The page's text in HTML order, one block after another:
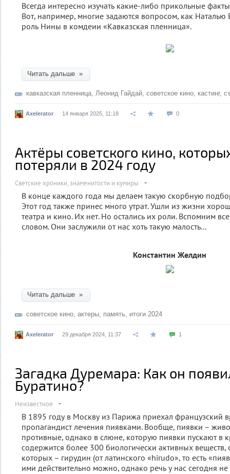
Всегда интересно изучать какие-либо прикольные
Вот, например, многие задаются вопросом, как Наталью
роль Нины в комдеии «Кавказская пленница».
Читать дальше »
кавказская пленница, Леонид Гайдай, советское кино, кастинг,
Axelerator 14 января 2025, 11:18 0
Актёры советского кино,
потеряли в 2024 году
Светские хроники, знаменитости и кумиры
В конце каждого года мы делаем такую скорбную
Этот год также принес много утрат. Ушли из жизни
театра и кино. Их нет. Но остались их роли. Вспомним
словом. Они заслужили от нас хоть такую малость...
Константин Желдин
Читать дальше »
советское кино, актеры, память, итоги 2024
Axelerator 29 декабря 2024, 11:37 1
Загадка Дуремара: Как он
Буратино?
Неизвестное
В 1895 году в Москву из Парижа приехал французский
пропагандист лечения пиявками. Вообще, пиявки –
противные, однако в слюне, которую пиявки пускают в
содержится более 300 биологически активных веществ,
которых – гирудин (от латинского «hirudo», то есть
ими действительно можно, однако речь у нас сегодня